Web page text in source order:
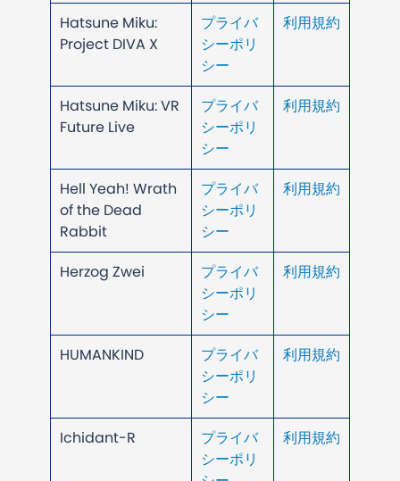
Hatsune Miku:
Project DIVA X
プライバ
シーポリ
シー
利用規約
Hatsune Miku: VR
Future Live
プライバ
シーポリ
シー
利用規約
Hell Yeah! Wrath
of the Dead
Rabbit
プライバ
シーポリ
シー
利用規約
Herzog Zwei
プライバ
シーポリ
シー
利用規約
HUMANKIND
プライバ
シーポリ
シー
利用規約
Ichidant-R
プライバ
シーポリ
利用規約